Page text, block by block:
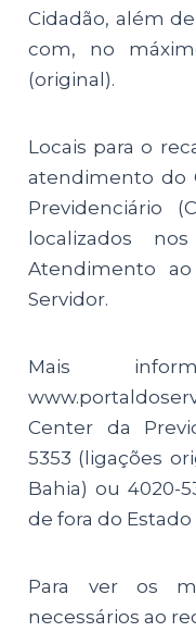
Cidadão, além
com, no
(original).
Locais para o
atendimento do
Previdenciário
localizados
Atendimento
Servidor.
Mais
Center da
5353 (ligações
Bahia) ou 4020-
de fora do
Para ver os
necessários ao